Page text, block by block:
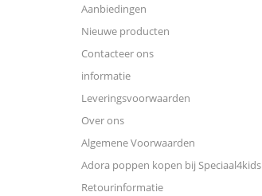
Aanbiedingen
Nieuwe producten
Contacteer ons
informatie
Leveringsvoorwaarden
Over ons
Algemene Voorwaarden
Adora poppen kopen bij Speciaal4kids
Retourinformatie